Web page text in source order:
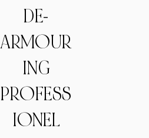
DE-
ARMOUR
ING
PROFESS
IONEL